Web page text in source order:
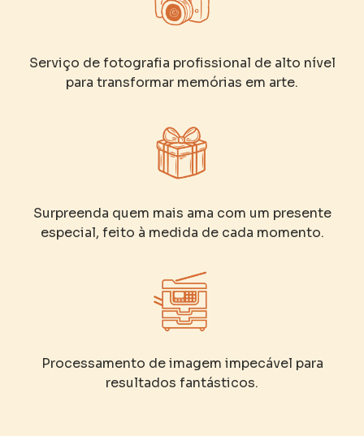
Serviço de fotografia profissional de alto nível
para transformar memórias em arte.
Surpreenda quem mais ama com um presente
especial, feito à medida de cada momento.
Processamento de imagem impecável para
resultados fantásticos.